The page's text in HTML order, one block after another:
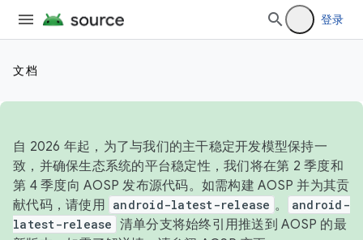
登录
文档
自 2026 年起，为了与我们的主干稳定开发模型保持一
致，并确保生态系统的平台稳定性，我们将在第 2 季度和
第 4 季度向 AOSP 发布源代码。如需构建 AOSP 并为其贡
献代码，请使用 android-latest-release 。
android-
latest-release 清单分支将始终引用推送到 AOSP 的最